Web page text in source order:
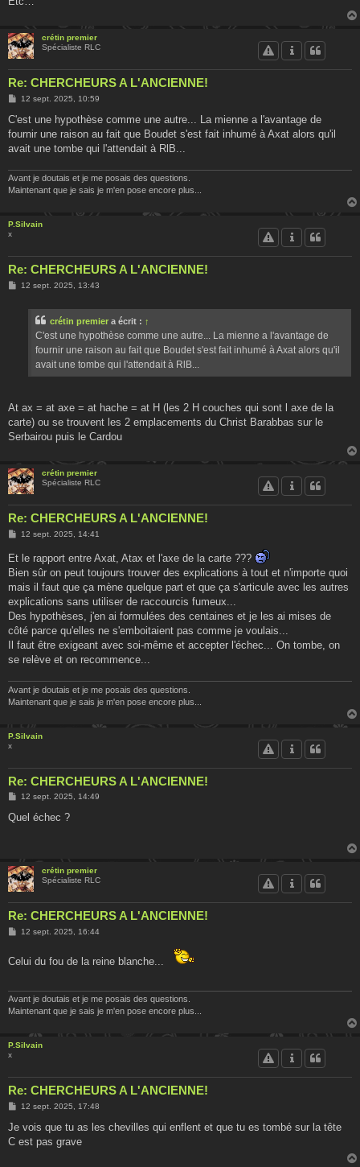
crétin premier
Spécialiste RLC
Re: CHERCHEURS A L'ANCIENNE!
M
s
a
g
12 sept. 2025, 10:59
C'est une hypothèse comme une autre... La mienne a l'avantage de
fournir une raison au fait que Boudet s'est fait inhumé à Axat alors qu'il
avait une tombe qui l'attendait à RlB...
Avant je doutais et je me posais des questions.
Maintenant que je sais je m'en pose encore plus...
P.Silvain
x
Re: CHERCHEURS A L'ANCIENNE!
M12 sept. 2025, 13:43
crétin premier a écrit : ↑
C'est une hypothèse comme une autre... La mienne a l'avantage de
fournir une raison au fait que Boudet s'est fait inhumé à Axat alors qu'il
avait une tombe qui l'attendait à RlB...
At ax = at axe = at hache = at H (les 2 H couches qui sont l axe de la
carte) ou se trouvent les 2 emplacements du Christ Barabbas sur le
Serbairou puis le Cardou
crétin premier
Spécialiste RLC
Re: CHERCHEURS A L'ANCIENNE!
M
s
a
e
12 sept. 2025, 14:41
Et le rapport entre Axat, Atax et l'axe de la carte ???
Bien sûr on peut toujours trouver des explications à tout et n'importe quoi
mais il faut que ça mène quelque part et que ça s'articule avec les autres
explications sans utiliser de raccourcis fumeux...
Des hypothèses, j'en ai formulées des centaines et je les ai mises de
côté parce qu'elles ne s'emboitaient pas comme je voulais...
Il faut être exigeant avec soi-même et accepter l'échec... On tombe, on
se relève et on recommence...
Avant je doutais et je me posais des questions.
Maintenant que je sais je m'en pose encore plus...
P.Silvain
x
Re: CHERCHEURS A L'ANCIENNE!
M
s
12 sept. 2025, 14:49
Quel échec ?
crétin premier
Spécialiste RLC
Re: CHERCHEURS A L'ANCIENNE!
M
s
12 sept. 2025, 16:44
Celui du fou de la reine blanche...
Avant je doutais et je me posais des questions.
Maintenant que je sais je m'en pose encore plus...
P.Silvain
x
Re: CHERCHEURS A L'ANCIENNE!
M
s
a
12 sept. 2025, 17:48
Je vois que tu as les chevilles qui enflent et que tu es tombé sur la tête
C est pas grave